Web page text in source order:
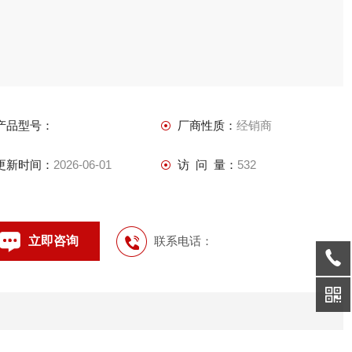
品型号： 厂商性质： 经销商
新时间： 2026-06-01 访 问 量： 532
立即咨询 联系电话：